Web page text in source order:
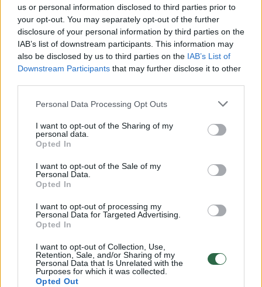
us or personal information disclosed to third parties prior to
your opt-out. You may separately opt-out of the further
disclosure of your personal information by third parties on the
IAB’s list of downstream participants. This information may
also be disclosed by us to third parties on the IAB’s List of
Downstream Participants that may further disclose it to other
Personal Data Processing Opt Outs
I want to opt-out of the Sharing of my
personal data.
Opted In
I want to opt-out of the Sale of my
Personal Data.
Opted In
I want to opt-out of processing my
Personal Data for Targeted Advertising.
Opted In
I want to opt-out of Collection, Use,
Retention, Sale, and/or Sharing of my
Personal Data that Is Unrelated with the
Purposes for which it was collected.
Opted Out
Žinios
Žaidimų naujienos: pristatė naują „Mortal Kombat“
žaidimo dalį
Žinios | IT ir mokslas
Žaidimų naujienos: gandai apie naują „GTA“ žaidimą
Žinios | IT ir mokslas
Žaidimų naujienos: šį rudenį sugrįšime į „Far Cry“
pasaulį;
Žinios | IT ir mokslas
Žaidimų naujienos: nauja „The Walking Dead“ dalis –
netrukus